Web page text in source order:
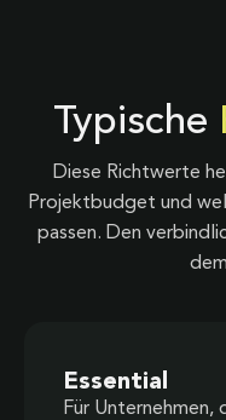
Typische
Diese Richtwerte
Projektbudget und
passen. Den
Essential
Für Unternehmen,